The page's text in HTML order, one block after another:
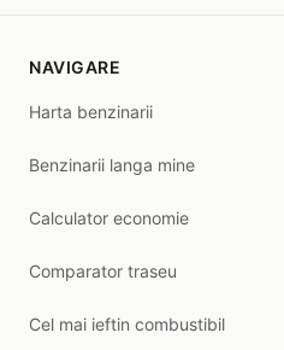
NAVIGARE
Harta benzinarii
Benzinarii langa mine
Calculator economie
Comparator traseu
Cel mai ieftin combustibil